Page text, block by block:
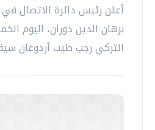
أعلن رئيس دائرة الاتصال في
برهان الدين دوران، اليوم
التركي رجب طيب أردوغان